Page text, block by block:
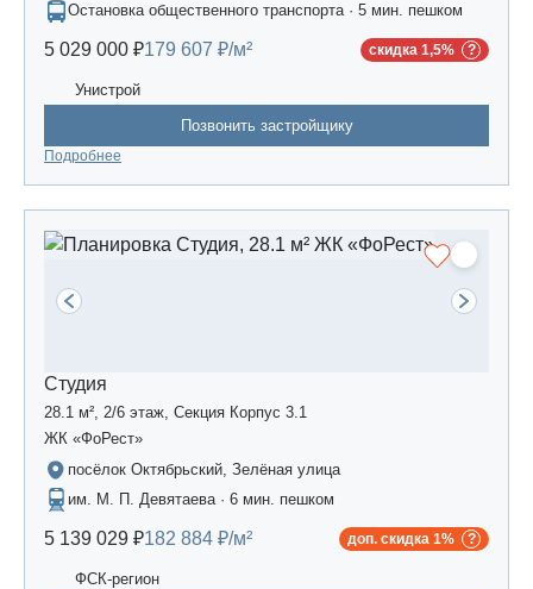
Остановка общественного транспорта · 5 мин. пешком
5 029 000 ₽179 607 ₽/м² скидка 1,5%
Унистрой
Позвонить застройщику
Подробнее
Студия
28.1 м², 2/6 этаж, Секция Корпус 3.1
ЖК «ФоРест»
посёлок Октябрьский, Зелёная улица
им. М. П. Девятаева · 6 мин. пешком
5 139 029 ₽182 884 ₽/м² доп. скидка 1%
ФСК-регион